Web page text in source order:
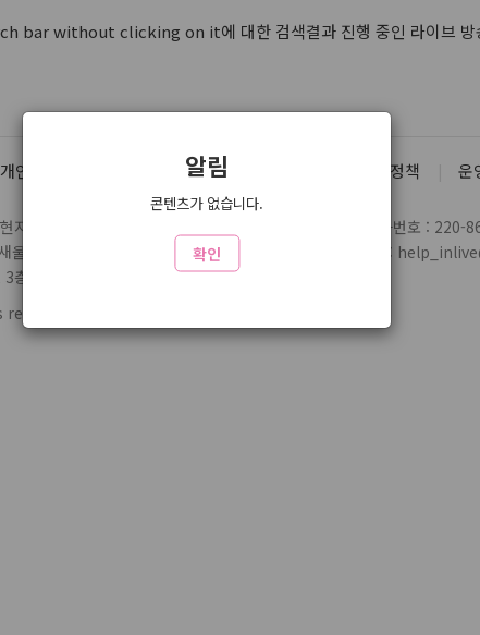
알림
콘텐츠가 없습니다.
확인
bar without clicking on it에 대한 검색결과 진행 중인 라이브 방
개인정보처리방침 유료서비스 약관 청소년 보호정책 운
지
사업자번호 : 220-
울로359번길 7 3층
전화 : 1588-1164 제휴/문의 :
층 324